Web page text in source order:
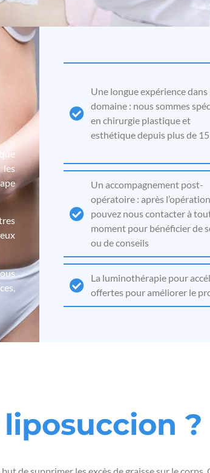
les
Une longue expérience dans
domaine : nous sommes
en chirurgie plastique et
esthétique depuis plus de
Un accompagnement post-
opératoire : après
pouvez nous contacter à
moment pour bénéficier de
ou de conseils
La luminothérapie pour
offertes pour améliorer le
liposuccion ?